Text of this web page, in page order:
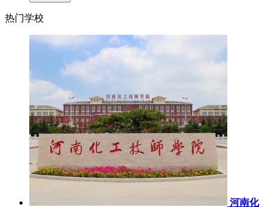
热门学校
河南化